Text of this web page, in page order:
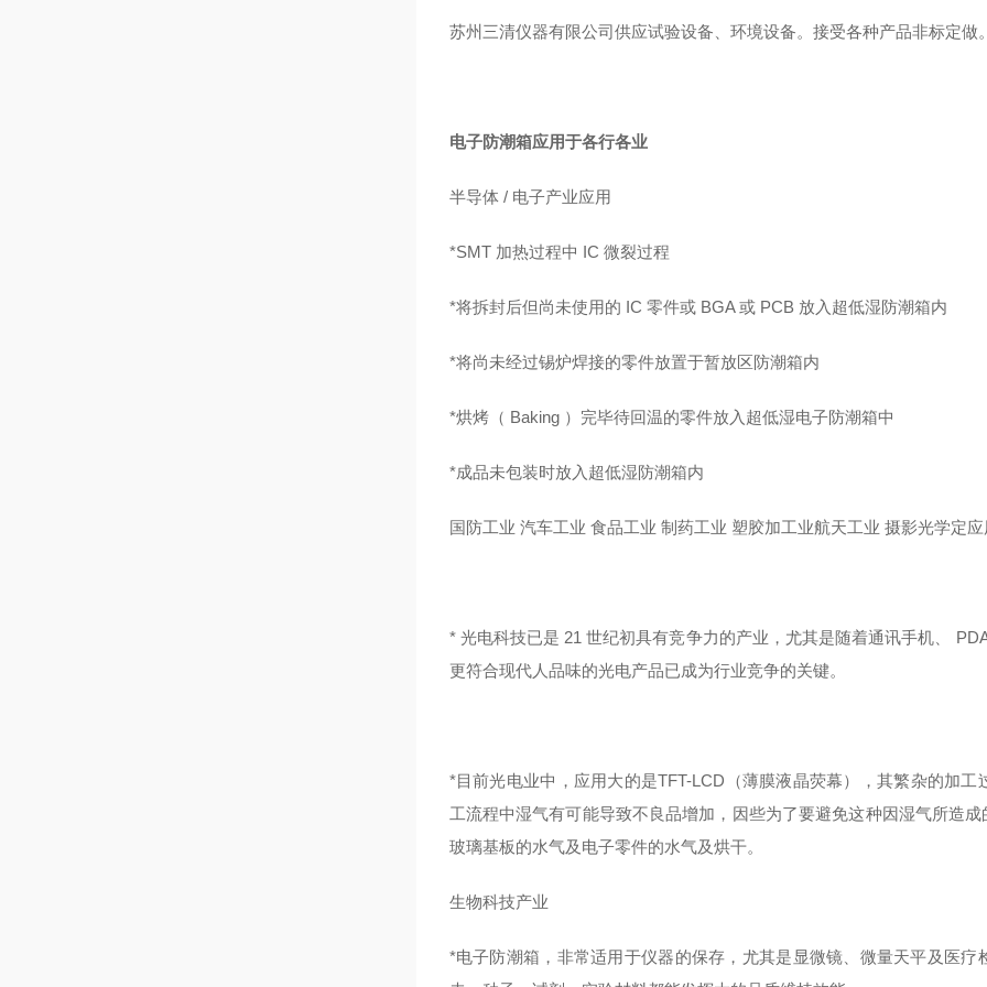
苏州三清仪器有限公司供应试验设备、环境设备。接受各种产品非标定做
电子防潮箱应用于各行各业
半导体 / 电子产业应用
*SMT 加热过程中 IC 微裂过程
*将拆封后但尚未使用的 IC 零件或 BGA 或 PCB 放入超低湿防潮箱内
*将尚未经过锡炉焊接的零件放置于暂放区防潮箱内
*烘烤（ Baking ）完毕待回温的零件放入超低湿电子防潮箱中
*成品未包装时放入超低湿防潮箱内
国防工业 汽车工业 食品工业 制药工业 塑胶加工业航天工业 摄影光学定
* 光电科技已是 21 世纪初具有竞争力的产业，尤其是随着通讯手机、
更符合现代人品味的光电产品已成为行业竞争的关键。
*目前光电业中，应用大的是TFT-LCD（薄膜液晶荧幕），其繁杂的加
工流程中湿气有可能导致不良品增加，因些为了要避免这种因湿气所造
玻璃基板的水气及电子零件的水气及烘干。
生物科技产业
*电子防潮箱，非常适用于仪器的保存，尤其是显微镜、微量天平及医